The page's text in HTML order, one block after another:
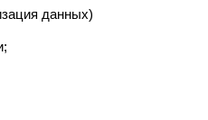
данных)